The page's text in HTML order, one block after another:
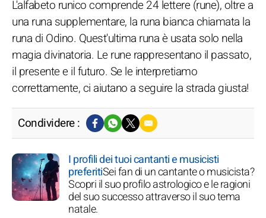
L'alfabeto runico comprende 24 lettere (rune), oltre a
una runa supplementare, la runa bianca chiamata la
runa di Odino. Quest'ultima runa è usata solo nella
magia divinatoria. Le rune rappresentano il passato,
il presente e il futuro. Se le interpretiamo
correttamente, ci aiutano a seguire la strada giusta!
Condividere :
I profili dei tuoi cantanti e musicisti
preferitiSei fan di un cantante o musicista?
Scopri il suo profilo astrologico e le ragioni
del suo successo attraverso il suo tema
natale.